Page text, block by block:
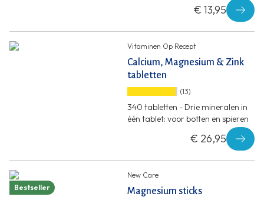
€ 13,95
Vitaminen Op Recept
Calcium, Magnesium & Zink
tabletten
(13)
340 tabletten - Drie mineralen in
één tablet: voor botten en spieren
€ 26,95
Bestseller
New Care
Magnesium sticks